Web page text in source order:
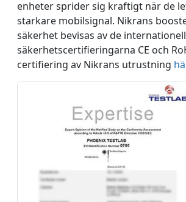
enheter sprider sig kraftigt när de
starkare mobilsignal. Nikrans
säkerhet bevisas av de
säkerhetscertifieringarna CE och
certifiering av Nikrans utrustning